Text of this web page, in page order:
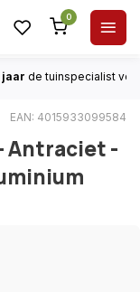
0
jaar de tuinspecialist
EAN: 4015933099584
Antraciet -